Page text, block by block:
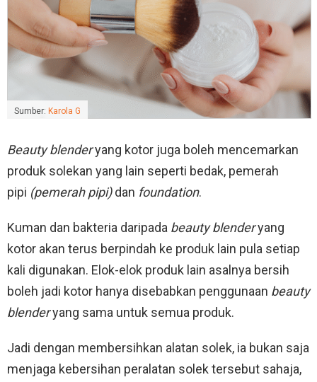
Sumber: Karola G
Beauty blenderyang kotor juga boleh mencemarkan
produk solekan yang lain seperti bedak, pemerah
pipi (pemerah pipi)dan foundation.
Kuman dan bakteria daripada beauty blenderyang
kotor akan terus berpindah ke produk lain pula setiap
kali digunakan. Elok-elok produk lain asalnya bersih
boleh jadi kotor hanya disebabkan penggunaan beauty
blenderyang sama untuk semua produk.
Jadi dengan membersihkan alatan solek, ia bukan saja
menjaga kebersihan peralatan solek tersebut sahaja,